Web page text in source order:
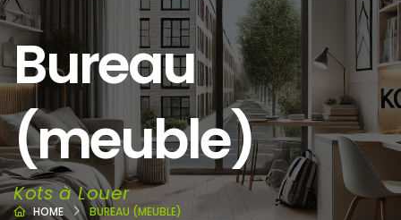
Bureau
(meuble)
Kots à Louer
HOME BUREAU (MEUBLE)